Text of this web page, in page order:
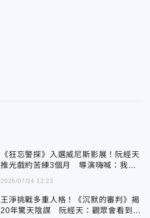
《狂忘警探》入選威尼斯影展！阮經天
推光戲約苦練3個月 導演嗨喊：我們
2026/07/24 12:23
王淨挑戰多重人格！《沉默的審判》揭
20年驚天陰謀 阮經天：觀眾會看到自